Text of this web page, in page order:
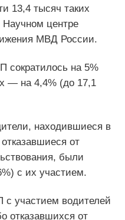
13,4 тысяч таких
центре
МВД России.
сократилось на 5%
— на 4,4% (до 17,1
находившиеся в
от
были
с их участием.
с участием водителей
отказавшихся от